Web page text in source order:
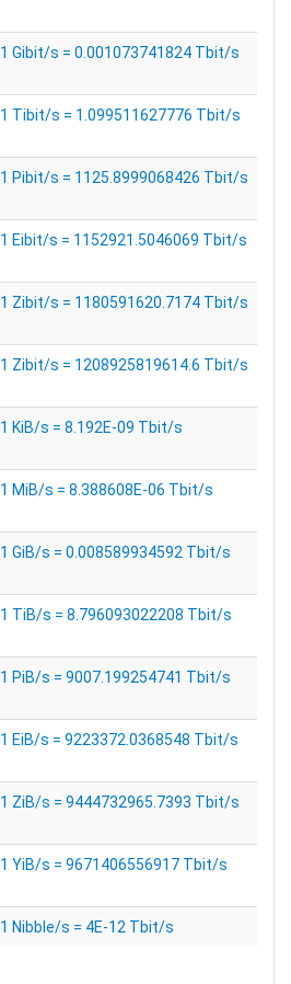
1 Gibit/s = 0.001073741824 Tbit/s
1 Tibit/s = 1.099511627776 Tbit/s
1 Pibit/s = 1125.8999068426 Tbit/s
1 Eibit/s = 1152921.5046069 Tbit/s
1 Zibit/s = 1180591620.7174 Tbit/s
1 Zibit/s = 1208925819614.6 Tbit/s
1 KiB/s = 8.192E-09 Tbit/s
1 MiB/s = 8.388608E-06 Tbit/s
1 GiB/s = 0.008589934592 Tbit/s
1 TiB/s = 8.796093022208 Tbit/s
1 PiB/s = 9007.199254741 Tbit/s
1 EiB/s = 9223372.0368548 Tbit/s
1 ZiB/s = 9444732965.7393 Tbit/s
1 YiB/s = 9671406556917 Tbit/s
1 Nibble/s = 4E-12 Tbit/s